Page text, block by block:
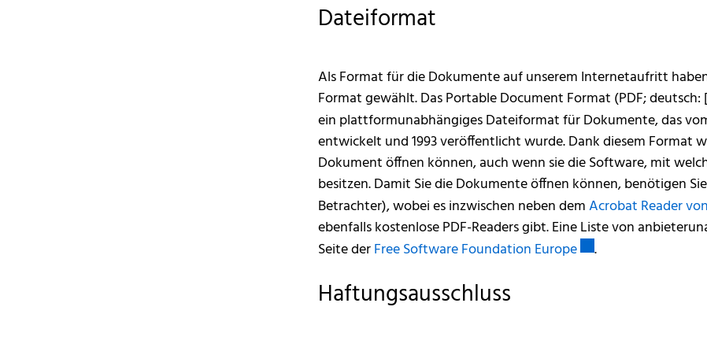
Dateiformat
Als Format für die Dokumente auf unserem Internetaufritt
Format gewählt. Das Portable Document Format (PDF;
ein plattformunabhängiges Dateiformat für Dokumente, das
entwickelt und 1993 veröffentlicht wurde. Dank diesem Format
Dokument öffnen können, auch wenn sie die Software, mit
besitzen. Damit Sie die Dokumente öffnen können, benötigen
Betrachter), wobei es inzwischen neben demAcrobat Reader
ebenfalls kostenlose PDF-Readers gibt. Eine Liste von
Seite derFree Software Foundation EuropeExterner Link wird in
.
Haftungsausschluss